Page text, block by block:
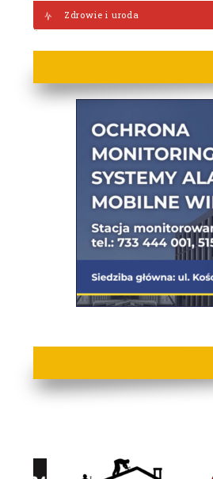
Zdrowie i uroda